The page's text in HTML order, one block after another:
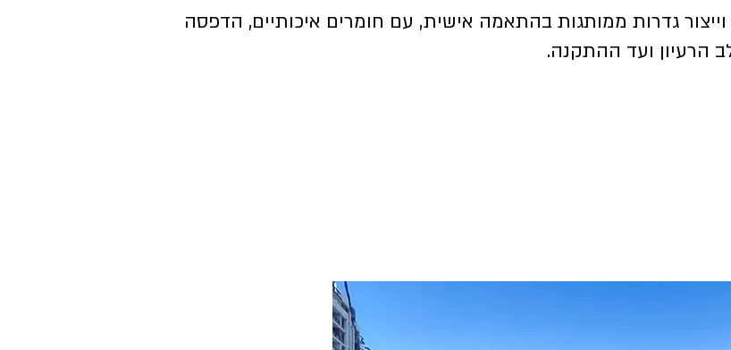
גדרות ממותגות בהתאמה אישית, עם חומרים איכותיים, הדפסה
הרעיון ועד ההתקנה.